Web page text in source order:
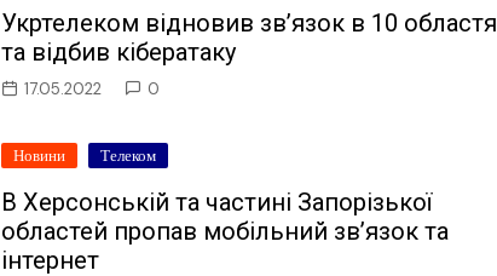
Укртелеком відновив зв’язок в 10
та відбив кібератаку
17.05.2022 0
Новини Телеком
В Херсонській та частині Запорізької
областей пропав мобільний зв’язок та
інтернет